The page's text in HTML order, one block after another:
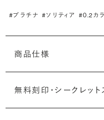
#プラチナ #ソリティア #0.2カ
商品仕様
無料刻印・ シークレット